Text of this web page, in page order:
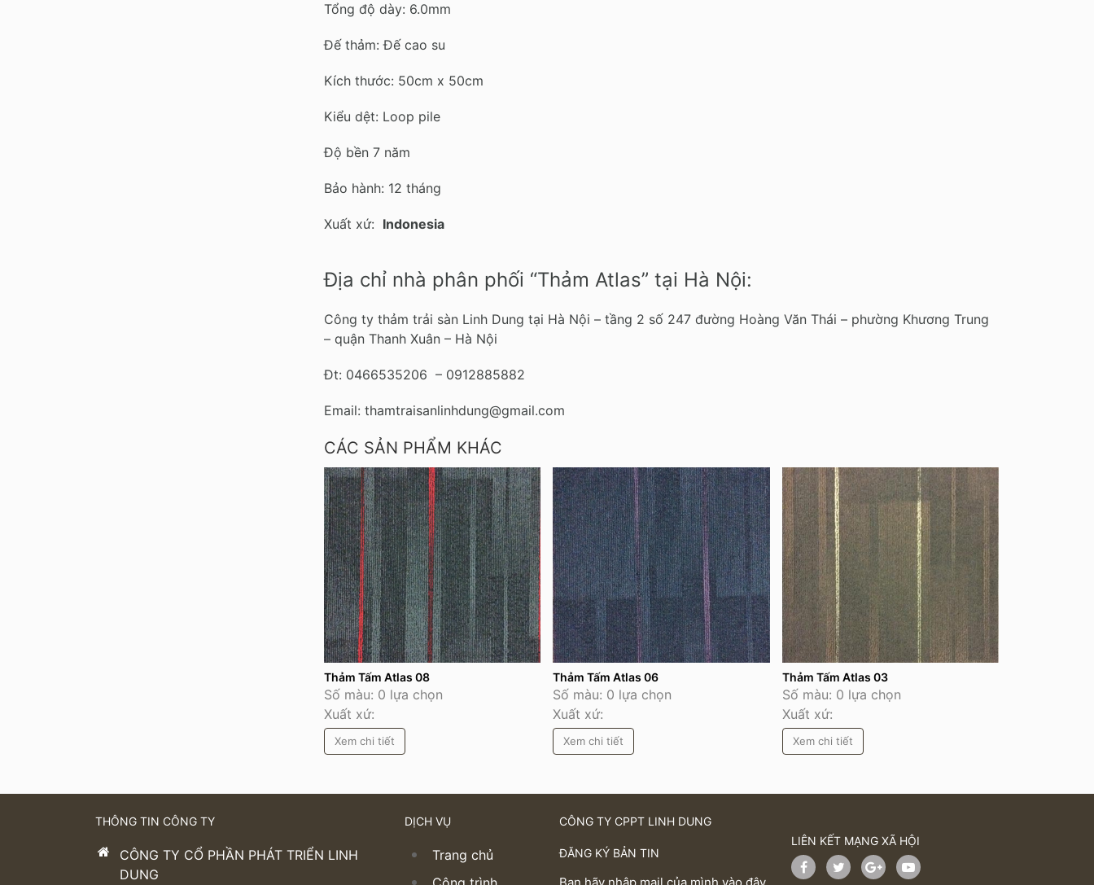
Tổng độ dày: 6.0mm
Đế thảm: Đế cao su
Kích thước: 50cm x 50cm
Kiểu dệt: Loop pile
Độ bền 7 năm
Bảo hành: 12 tháng
Xuất xứ: Indonesia
Địa chỉ nhà phân phối “Thảm Atlas” tại Hà Nội:
Công ty thảm trải sàn Linh Dung tại Hà Nội – tầng 2 số 247 đường Hoàng Văn Thái – phường Khương Trung
– quận Thanh Xuân – Hà Nội
Đt: 0466535206 – 0912885882
Email: thamtraisanlinhdung@gmail.com
CÁC SẢN PHẨM KHÁC
Thảm Tấm Atlas 08
Số màu: 0 lựa chọn
Xuất xứ:
Xem chi tiết
Thảm Tấm Atlas 06
Số màu: 0 lựa chọn
Xuất xứ:
Xem chi tiết
Thảm Tấm Atlas 03
Số màu: 0 lựa chọn
Xuất xứ:
Xem chi tiết
THÔNG TIN CÔNG TY
CÔNG TY CỔ PHẦN PHÁT TRIỂN LINH
DUNG
DỊCH VỤ
Trang chủ
CÔNG TY CPPT LINH DUNG
ĐĂNG KÝ BẢN TIN
Bạn hãy nhập mail của mình vào đây
LIÊN KẾT MẠNG XÃ HỘI